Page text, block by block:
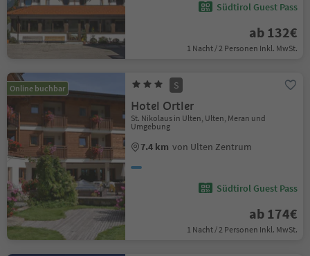
Südtirol Guest Pass
ab 132€
1 Nacht / 2 Personen Inkl. MwSt.
Online buchbar S
Hotel Ortler
St. Nikolaus in Ulten, Ulten, Meran und
Umgebung
7.4 km von Ulten Zentrum
Südtirol Guest Pass
ab 174€
1 Nacht / 2 Personen Inkl. MwSt.